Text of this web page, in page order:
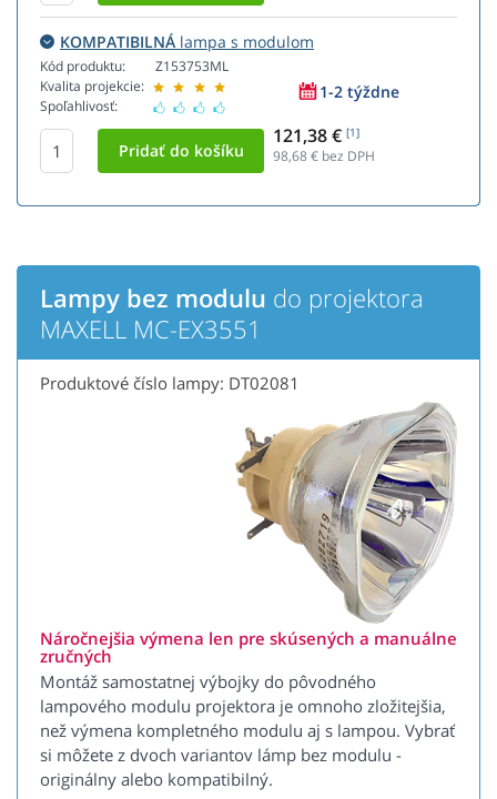
KOMPATIBILNÁ lampa s modulom
Kód produktu:
Kvalita projekcie:
Spoľahlivosť:
Z153753ML
1-2 týždne
121,38 € [1]
98,68€ bez DPH
Lampy bez modulu do projektora
MAXELL MC-EX3551
Produktové číslo lampy: DT02081
Náročnejšia výmena len pre skúsených a manuálne
zručných
Montáž samostatnej výbojky do pôvodného
lampového modulu projektora je omnoho zložitejšia,
než výmena kompletného modulu aj s lampou. Vybrať
si môžete z dvoch variantov lámp bez modulu -
originálny alebo kompatibilný.